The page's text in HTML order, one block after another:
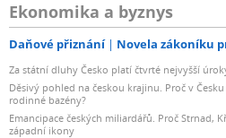
Ekonomika a byznys
Daňové přiznání Novela zákoníku
Za státní dluhy Česko platí čtvrté nejvyšší
Děsivý pohled na českou krajinu. Proč v
rodinné bazény?
Emancipace českých miliardářů. Proč Strnad,
západní ikony